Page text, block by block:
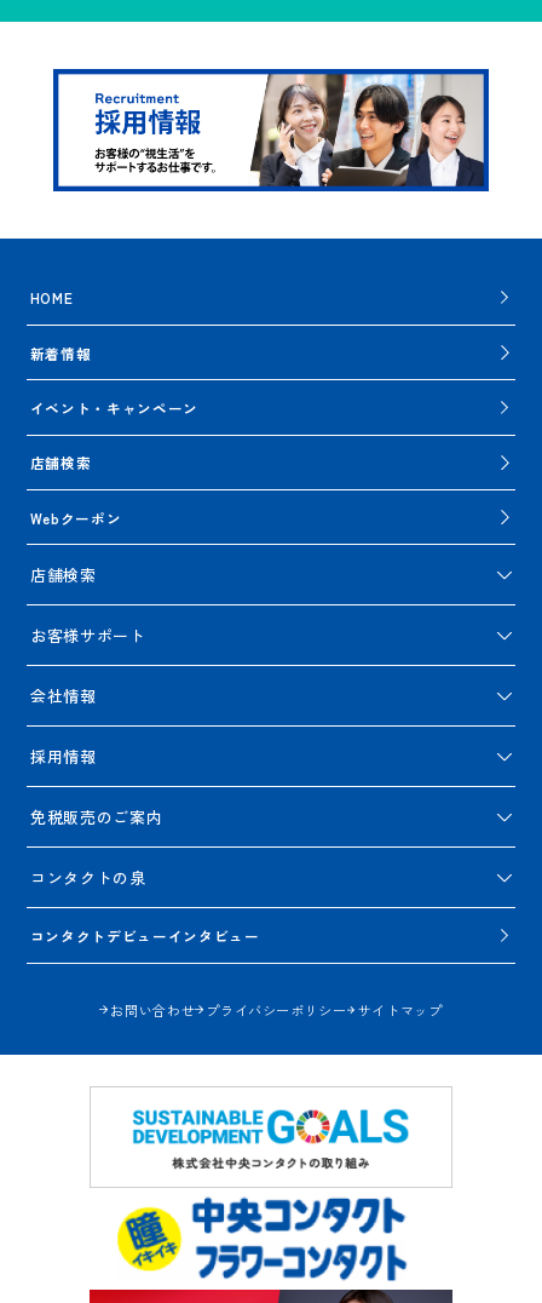
HOME
新着情報
イベント・キャンペーン
店舗検索
Webクーポン
店舗検索
お客様サポート
会社情報
採用情報
免税販売のご案内
コンタクトの泉
コンタクトデビューインタビュー
お問い合わせ プライバシーポリシー サイトマップ